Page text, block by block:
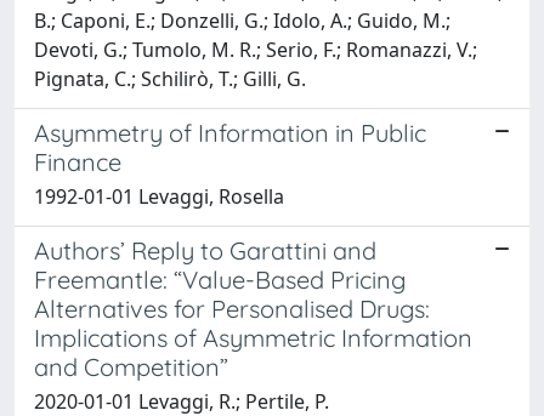
B.; Caponi, E.; Donzelli, G.; Idolo, A.; Guido, M.;
Devoti, G.; Tumolo, M. R.; Serio, F.; Romanazzi, V.;
Pignata, C.; Schilirò, T.; Gilli, G.
Asymmetry of Information in Public
Finance
1992-01-01 Levaggi, Rosella
Authors’ Reply to Garattini and
Freemantle: “Value-Based Pricing
Alternatives for Personalised Drugs:
Implications of Asymmetric Information
and Competition”
2020-01-01 Levaggi, R.; Pertile, P.